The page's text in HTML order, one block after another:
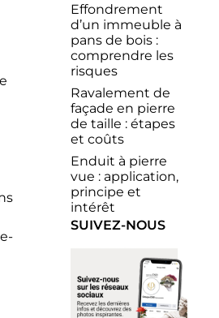
Effondrement
d’un immeuble à
pans de bois :
comprendre les
risques
Ravalement de
façade en pierre
de taille : étapes
et coûts
Enduit à pierre
vue : application,
principe et
intérêt
SUIVEZ-NOUS